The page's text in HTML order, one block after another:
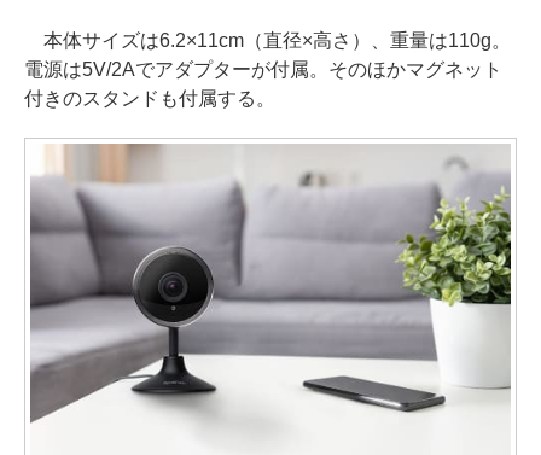
本体サイズは6.2×11cm（直径×高さ）、重量は110g。
電源は5V/2Aでアダプターが付属。そのほかマグネット
付きのスタンドも付属する。